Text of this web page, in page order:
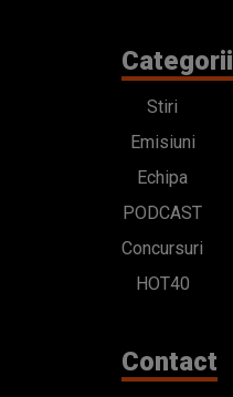
Categorii
Stiri
Emisiuni
Echipa
PODCAST
Concursuri
HOT40
Contact